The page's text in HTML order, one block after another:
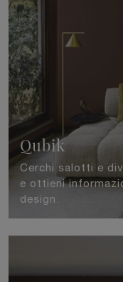
Qubik
Cerchi salotti e
e ottieni
design.